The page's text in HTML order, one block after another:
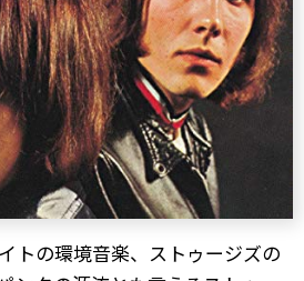
トの環境音楽、ストゥージズの